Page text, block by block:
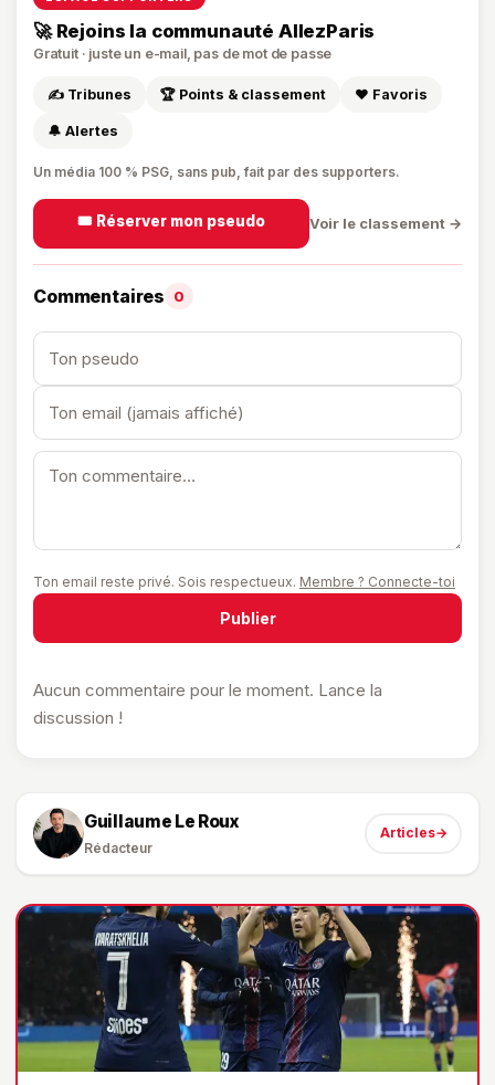
🚀 Rejoins la communauté AllezParis
Gratuit · juste un e-mail, pas de mot de passe
✍️ Tribunes 🏆 Points & classement ❤️ Favoris
🔔 Alertes
Un média 100 % PSG, sans pub, fait par des supporters.
🎟️ Réserver mon pseudo Voir le classement →
Commentaires 0
Ton email reste privé. Sois respectueux. Membre ? Connecte-toi
Publier
Aucun commentaire pour le moment. Lance la
discussion !
Guillaume Le Roux
Rédacteur
Articles→